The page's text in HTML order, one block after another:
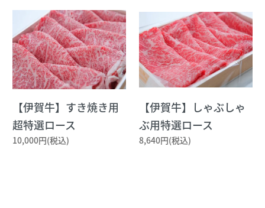
【伊賀牛】すき焼き用
超特選ロース
10,000円(税込)
【伊賀牛】しゃぶしゃ
ぶ用特選ロース
8,640円(税込)